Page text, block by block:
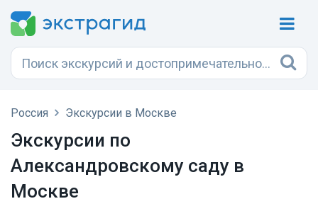
Россия Экскурсии в Москве
Экскурсии по
Александровскому саду в
Москве